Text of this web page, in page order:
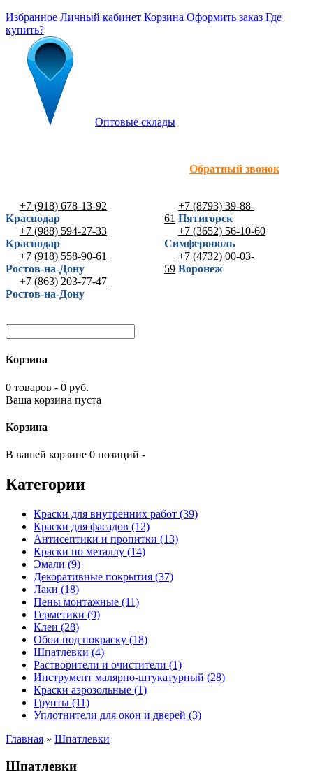
Избранное Личный кабинет Корзина Оформить заказ Где
купить?
Оптовые склады
Обратный звонок
+7 (918) 678-13-92
Краснодар
+7 (988) 594-27-33
Краснодар
+7 (918) 558-90-61
Ростов-на-Дону
+7 (863) 203-77-47
Ростов-на-Дону
+7 (8793) 39-88-
61 Пятигорск
+7 (3652) 56-10-60
Симферополь
+7 (4732) 00-03-
59 Воронеж
Корзина
0 товаров - 0 руб.
Ваша корзина пуста
Корзина
В вашей корзине 0 позиций -
Категории
Краски для внутренних работ (39)
Краски для фасадов (12)
Антисептики и пропитки (13)
Краски по металлу (14)
Эмали (9)
Декоративные покрытия (37)
Лаки (18)
Пены монтажные (11)
Герметики (9)
Клеи (28)
Обои под покраску (18)
Шпатлевки (4)
Растворители и очистители (1)
Инструмент малярно-штукатурный (28)
Краски аэрозольные (1)
Грунты (11)
Уплотнители для окон и дверей (3)
Главная » Шпатлевки
Шпатлевки